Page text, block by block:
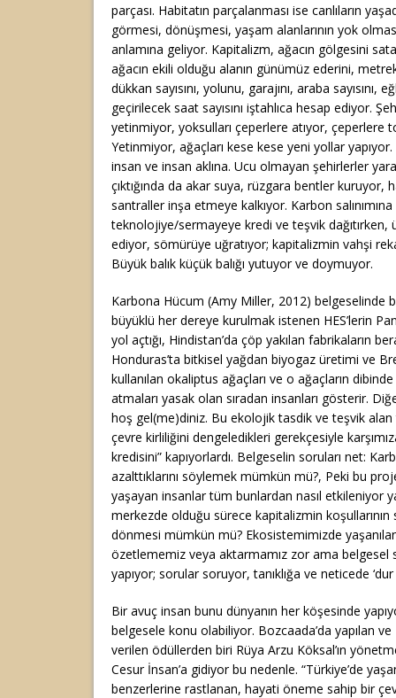
parçası. Habitatın parçalanması ise canlıların
görmesi, dönüşmesi, yaşam alanlarının yok
anlamına geliyor. Kapitalizm, ağacın gölgesini
ağacın ekili olduğu alanın günümüz ederini,
dükkan sayısını, yolunu, garajını, araba sayısını,
geçirilecek saat sayısını iştahlıca hesap ediyor.
yetinmiyor, yoksulları çeperlere atıyor, çeperlere
Yetinmiyor, ağaçları kese kese yeni yollar
insan ve insan aklına. Ucu olmayan şehirlerler
çıktığında da akar suya, rüzgara bentler kuruyor,
santraller inşa etmeye kalkıyor. Karbon
teknolojiye/sermayeye kredi ve teşvik dağıtırken,
ediyor, sömürüye uğratıyor; kapitalizmin vahşi
Büyük balık küçük balığı yutuyor ve doymuyor.
Karbona Hücum (Amy Miller, 2012) belgeselinde
büyüklü her dereye kurulmak istenen HES’lerin
yol açtığı, Hindistan’da çöp yakılan fabrikaların
Honduras’ta bitkisel yağdan biyogaz üretimi ve
kullanılan okaliptus ağaçları ve o ağaçların
atmaları yasak olan sıradan insanları gösterir.
hoş gel(me)diniz. Bu ekolojik tasdik ve teşvik
çevre kirliliğini dengeledikleri gerekçesiyle
kredisini” kapıyorlardı. Belgeselin soruları net:
azalttıklarını söylemek mümkün mü?, Peki bu
yaşayan insanlar tüm bunlardan nasıl etkileniyor
merkezde olduğu sürece kapitalizmin
dönmesi mümkün mü? Ekosistemimizde
özetlememiz veya aktarmamız zor ama
yapıyor; sorular soruyor, tanıklığa ve neticede
Bir avuç insan bunu dünyanın her köşesinde
belgesele konu olabiliyor. Bozcaada’da yapılan ve
verilen ödüllerden biri Rüya Arzu Köksal’ın
Cesur İnsan’a gidiyor bu nedenle. “Türkiye’de
benzerlerine rastlanan, hayati öneme sahip bir